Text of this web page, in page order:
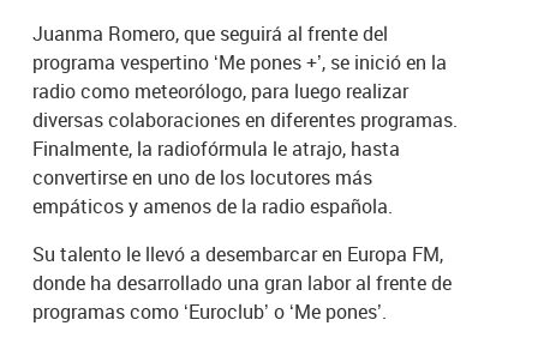
Juanma Romero, que seguirá al frente del
programa vespertino ‘Me pones +’, se inició en la
radio como meteorólogo, para luego realizar
diversas colaboraciones en diferentes programas.
Finalmente, la radiofórmula le atrajo, hasta
convertirse en uno de los locutores más
empáticos y amenos de la radio española.
Su talento le llevó a desembarcar en Europa FM,
donde ha desarrollado una gran labor al frente de
programas como ‘Euroclub’ o ‘Me pones’.